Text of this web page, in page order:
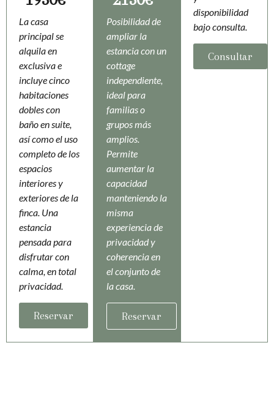
La casa
principal se
alquila en
exclusiva e
incluye cinco
habitaciones
dobles con
baño en suite,
así como el uso
completo de los
espacios
interiores y
exteriores de la
finca. Una
estancia
pensada para
disfrutar con
calma, en total
privacidad.
Reservar
Posibilidad de
ampliar la
estancia con un
cottage
independiente,
ideal para
familias o
grupos más
amplios.
Permite
aumentar la
capacidad
manteniendo la
misma
experiencia de
privacidad y
coherencia en
el conjunto de
la casa.
Reservar
disponibilidad
bajo consulta.
Consultar